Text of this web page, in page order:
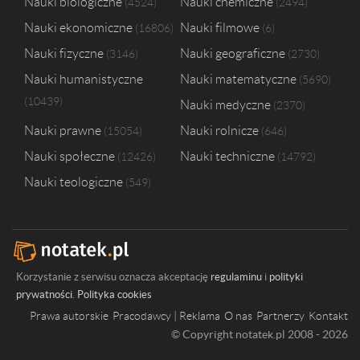
4524 2494
Nauki ekonomiczne 16806 Nauki filmowe 6
Nauki fizyczne 3146 Nauki geograficzne 2730
Nauki humanistyczne
10439
Nauki matematyczne 5690
Nauki medyczne 2370
Nauki prawne 15054 Nauki rolnicze 646
Nauki społeczne 12426 Nauki techniczne 14792
Nauki teologiczne 549
Korzystanie z serwisu oznacza akceptację regulaminu i polityki
prywatności. Polityka cookies
Prawa autorskie Pracodawcy | Reklama O nas Partnerzy Kontakt
© Copyright notatek.pl 2008 - 2026